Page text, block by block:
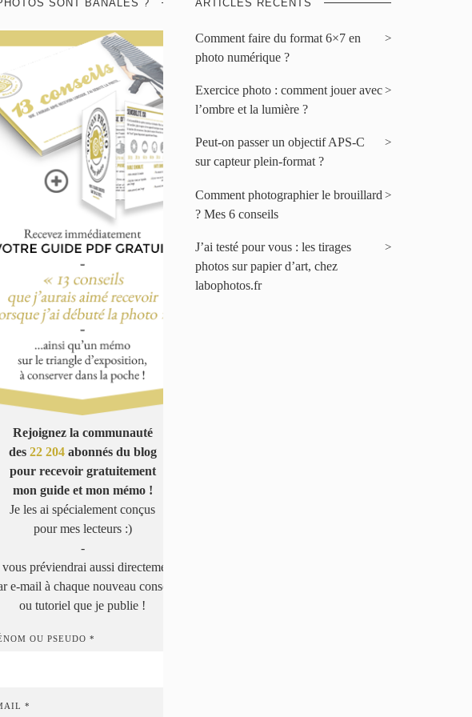
SONT BANALES ?
Rejoignez la communauté
des 22 204abonnés du blog
pour recevoir gratuitement
mon guide et mon mémo !
Je les ai spécialement conçus
pour mes lecteurs :)
-
vous préviendrai aussi directement
e-mail à chaque nouveau conseil
ou tutoriel que je publie !
OU PSEUDO *
*
ARTICLES RÉCENTS
Comment faire du format 6×7 en
photo numérique ?
Exercice photo : comment jouer avec
l’ombre et la lumière ?
Peut-on passer un objectif APS-C
sur capteur plein-format ?
Comment photographier le brouillard
? Mes 6 conseils
J’ai testé pour vous : les tirages
photos sur papier d’art, chez
labophotos.fr